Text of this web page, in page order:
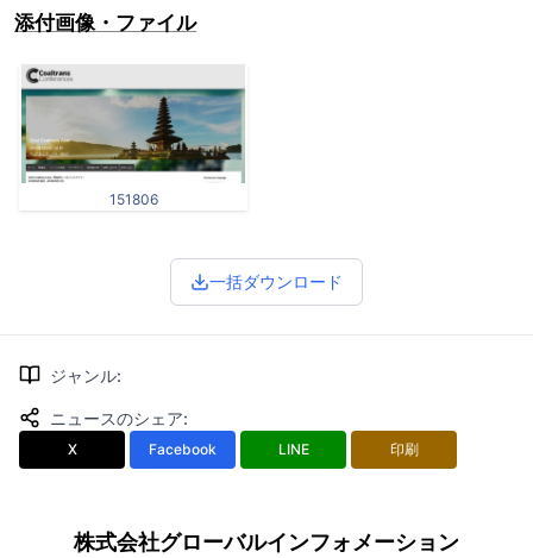
添付画像・ファイル
151806
一括ダウンロード
ジャンル:
ニュースのシェア:
X Facebook LINE 印刷
株式会社グローバルインフォメーション